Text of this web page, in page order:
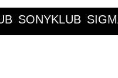
SONYKLUB